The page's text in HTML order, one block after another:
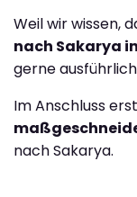
Weil wir wissen,
nach Sakarya
gerne
Im Anschluss
nach Sakarya.